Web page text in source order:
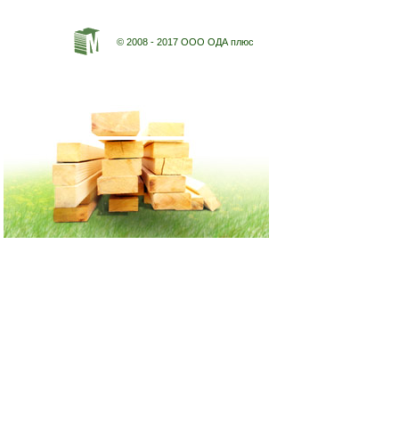
© 2008 - 2017 ООО ОДА плюс